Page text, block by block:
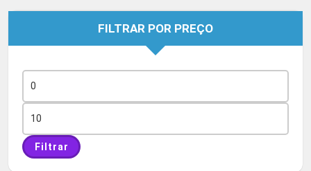
FILTRAR POR PREÇO
mínimo
máximo
Filtrar